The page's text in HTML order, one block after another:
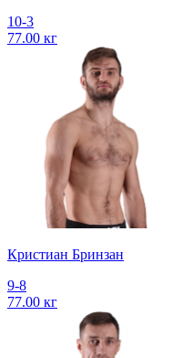
10-3
77.00 кг
Кристиан Бринзан
9-8
77.00 кг